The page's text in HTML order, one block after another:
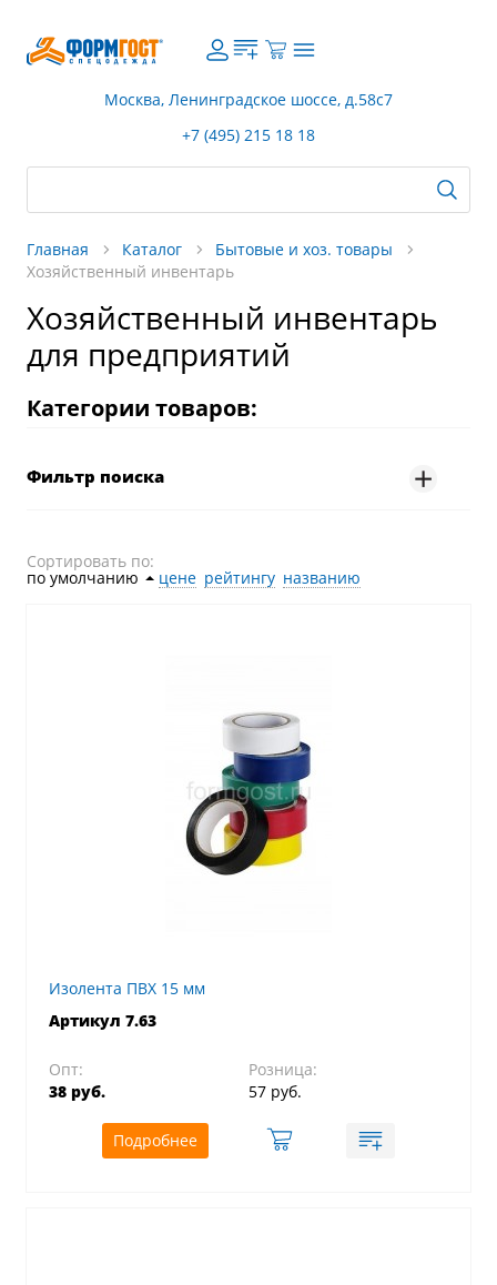
Москва, Ленинградское шоссе, д.58с7
+7 (495) 215 18 18
Главная Каталог
Бытовые и хоз. товары
Хозяйственный инвентарь
Хозяйственный инвентарь
для предприятий
Категории товаров:
Фильтр поиска
Сортировать по:
по умолчанию ˄ цене рейтингу названию
Изолента ПВХ 15 мм
Артикул 7.63
Опт:
38 руб.
Розница:
57 руб.
Подробнее